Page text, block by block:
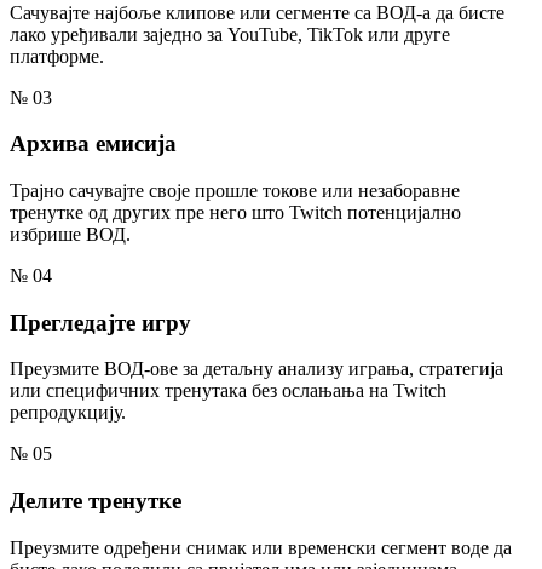
Сачувајте најбоље клипове или сегменте са ВОД-а да бисте
лако уређивали заједно за YouTube, TikTok или друге
платформе.
№ 03
Архива емисија
Трајно сачувајте своје прошле токове или незаборавне
тренутке од других пре него што Twitch потенцијално
избрише ВОД.
№ 04
Прегледајте игру
Преузмите ВОД-ове за детаљну анализу играња, стратегија
или специфичних тренутака без ослањања на Twitch
репродукцију.
№ 05
Делите тренутке
Преузмите одређени снимак или временски сегмент воде да